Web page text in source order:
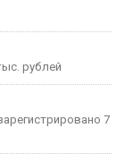
рублей
7